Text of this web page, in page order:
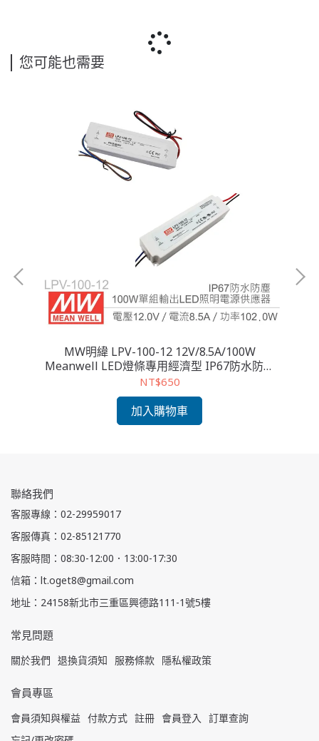
您可能也需要
MW明緯 LPV-100-12 12V/8.5A/100W
Meanwell LED燈條專用經濟型 IP67防水防塵
恆電壓電源供應器
NT$650
加入購物車
聯絡我們
客服專線：02-29959017
客服傳真：02-85121770
客服時間：08:30-12:00．13:00-17:30
信箱：lt.oget8@gmail.com
地址：24158新北市三重區興德路111-1號5樓
常見問題
關於我們 退換貨須知 服務條款 隱私權政策
會員專區
會員須知與權益 付款方式 註冊 會員登入
訂單查詢